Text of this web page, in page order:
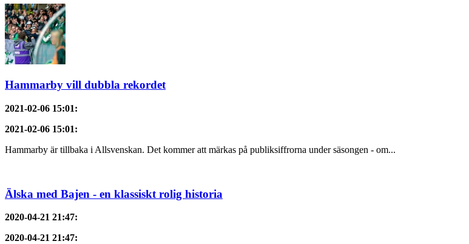
Hammarby vill dubbla rekordet
2021-02-06 15:01:
2021-02-06 15:01:
Hammarby är tillbaka i Allsvenskan. Det kommer att märkas på publiksiffrorna under säsongen - om...
Älska med Bajen - en klassiskt rolig historia
2020-04-21 21:47:
2020-04-21 21:47: